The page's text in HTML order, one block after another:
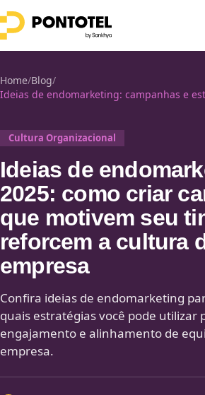
Home/Blog/
Ideias de endomarketing: campanhas e
Cultura Organizacional
Ideias de
2025: como criar
que motivem seu
reforcem a cultura
empresa
Confira ideias de endomarketing
quais estratégias você pode utilizar
engajamento e alinhamento de
empresa.